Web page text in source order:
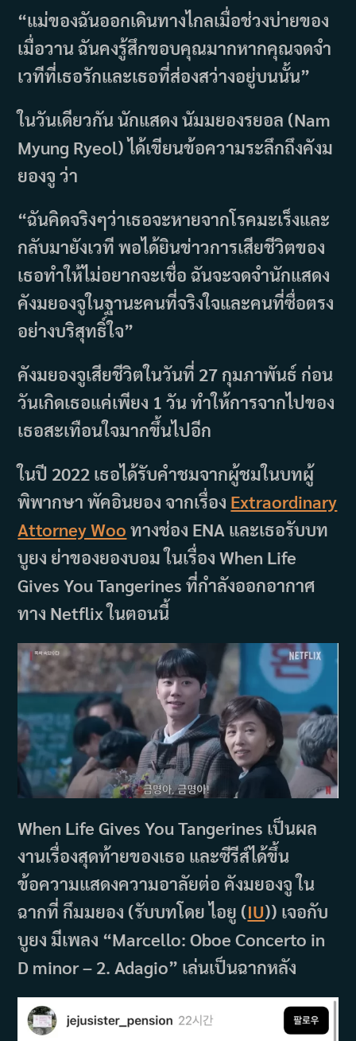
“แม่ของฉันออกเดินทางไกลเมื่อช่วงบ่ายของ
เมื่อวาน ฉันคงรู้สึกขอบคุณมากหากคุณจดจำ
เวทีที่เธอรักและเธอที่ส่องสว่างอยู่บนนั้น”
ในวันเดียวกัน นักแสดง นัมมยองรยอล (Nam
Myung Ryeol) ได้เขียนข้อความระลึกถึงคังม
ยองจู ว่า
“ฉันคิดจริงๆว่าเธอจะหายจากโรคมะเร็งและ
กลับมายังเวที พอได้ยินข่าวการเสียชีวิตของ
เธอทำให้ไม่อยากจะเชื่อ ฉันจะจดจำนักแสดง
คังมยองจูในฐานะคนที่จริงใจและคนที่ซื่อตรง
อย่างบริสุทธิ์ใจ”
คังมยองจูเสียชีวิตในวันที่ 27 กุมภาพันธ์ ก่อน
วันเกิดเธอแค่เพียง 1 วัน ทำให้การจากไปของ
เธอสะเทือนใจมากขึ้นไปอีก
ในปี 2022 เธอได้รับคำชมจากผู้ชมในบทผู้
พิพากษา พัคอินยอง จากเรื่อง Extraordinary
Attorney Woo ทางช่อง ENA และเธอรับบท
บูยง ย่าของยองบอม ในเรื่อง When Life
Gives You Tangerines ที่กำลังออกอากาศ
ทาง Netflix ในตอนนี้
When Life Gives You Tangerines เป็นผล
งานเรื่องสุดท้ายของเธอ และซีรีส์ได้ขึ้น
ข้อความแสดงความอาลัยต่อ คังมยองจู ใน
ฉากที่ กึมมยอง (รับบทโดย ไอยู (IU)) เจอกับ
บูยง มีเพลง “Marcello: Oboe Concerto in
D minor – 2. Adagio” เล่นเป็นฉากหลัง